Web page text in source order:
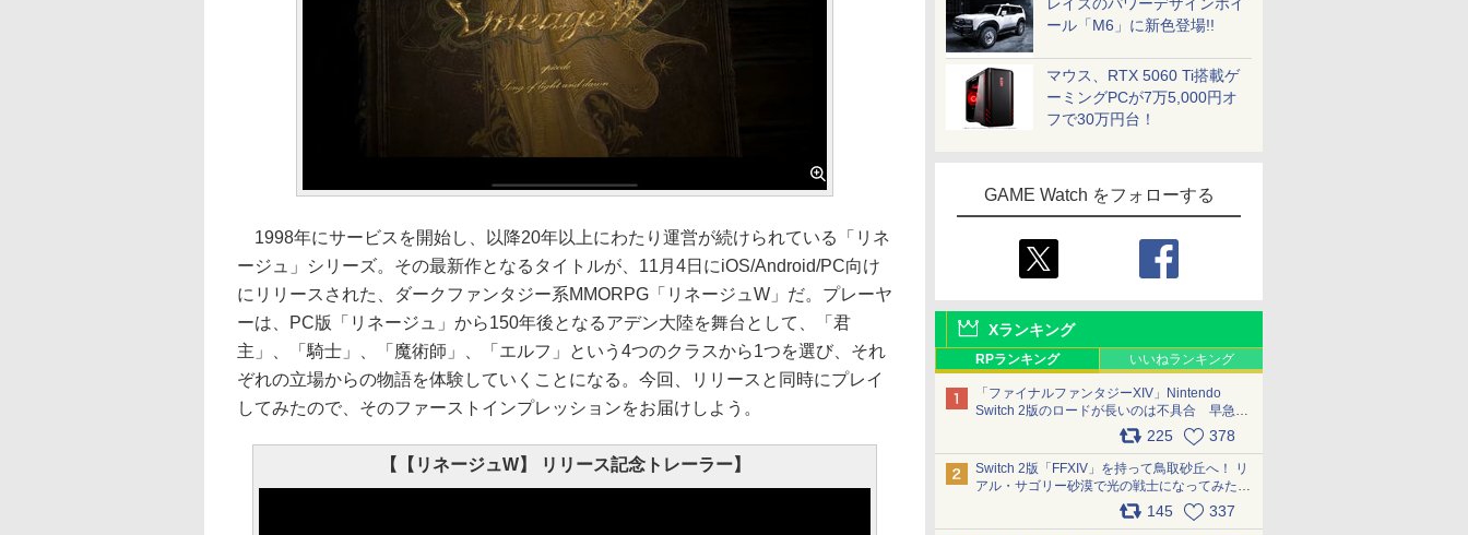
ール「M6」に新色登場!!
マウス、RTX 5060 Ti搭載ゲ
ーミングPCが7万5,000円オ
フで30万円台！
GAME Watch をフォローする
Xランキング
RPランキング いいねランキング
「ファイナルファンタジーXIV」Nintendo
Switch 2版のロードが長いのは不具合 早急に
アップデートできるよう対応中225 378
Switch 2版「FFXIV」を持って鳥取砂丘へ！ リ
アル・サゴリー砂漠で光の戦士になってみた
145 337
1998年にサービスを開始し、以降20年以上にわたり運営が続けられている「リネ
ージュ」シリーズ。その最新作となるタイトルが、11月4日にiOS/Android/PC向け
にリリースされた、ダークファンタジー系MMORPG「リネージュW」だ。プレーヤ
ーは、PC版「リネージュ」から150年後となるアデン大陸を舞台として、「君
主」、「騎士」、「魔術師」、「エルフ」という4つのクラスから1つを選び、それ
ぞれの立場からの物語を体験していくことになる。今回、リリースと同時にプレイ
してみたので、そのファーストインプレッションをお届けしよう。
【【リネージュW】 リリース記念トレーラー】